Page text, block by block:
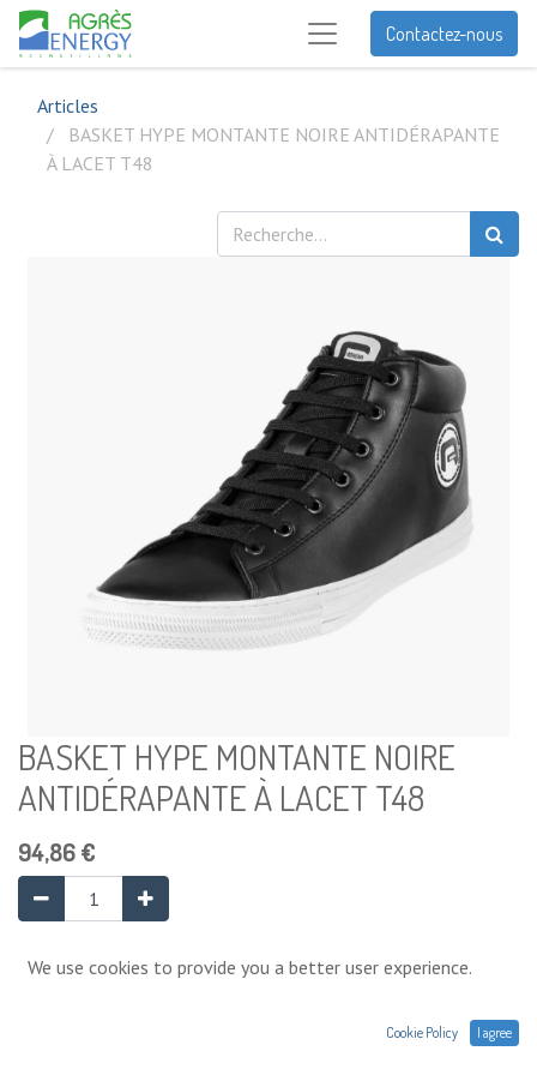
Contactez-nous
Articles
BASKET HYPE MONTANTE NOIRE ANTIDÉRAPANTE
À LACET T48
BASKET HYPE MONTANTE NOIRE
ANTIDÉRAPANTE À LACET T48
94,86€
Ajouter au panier
We use cookies to provide you a better user experience.
Cookie Policy I agree